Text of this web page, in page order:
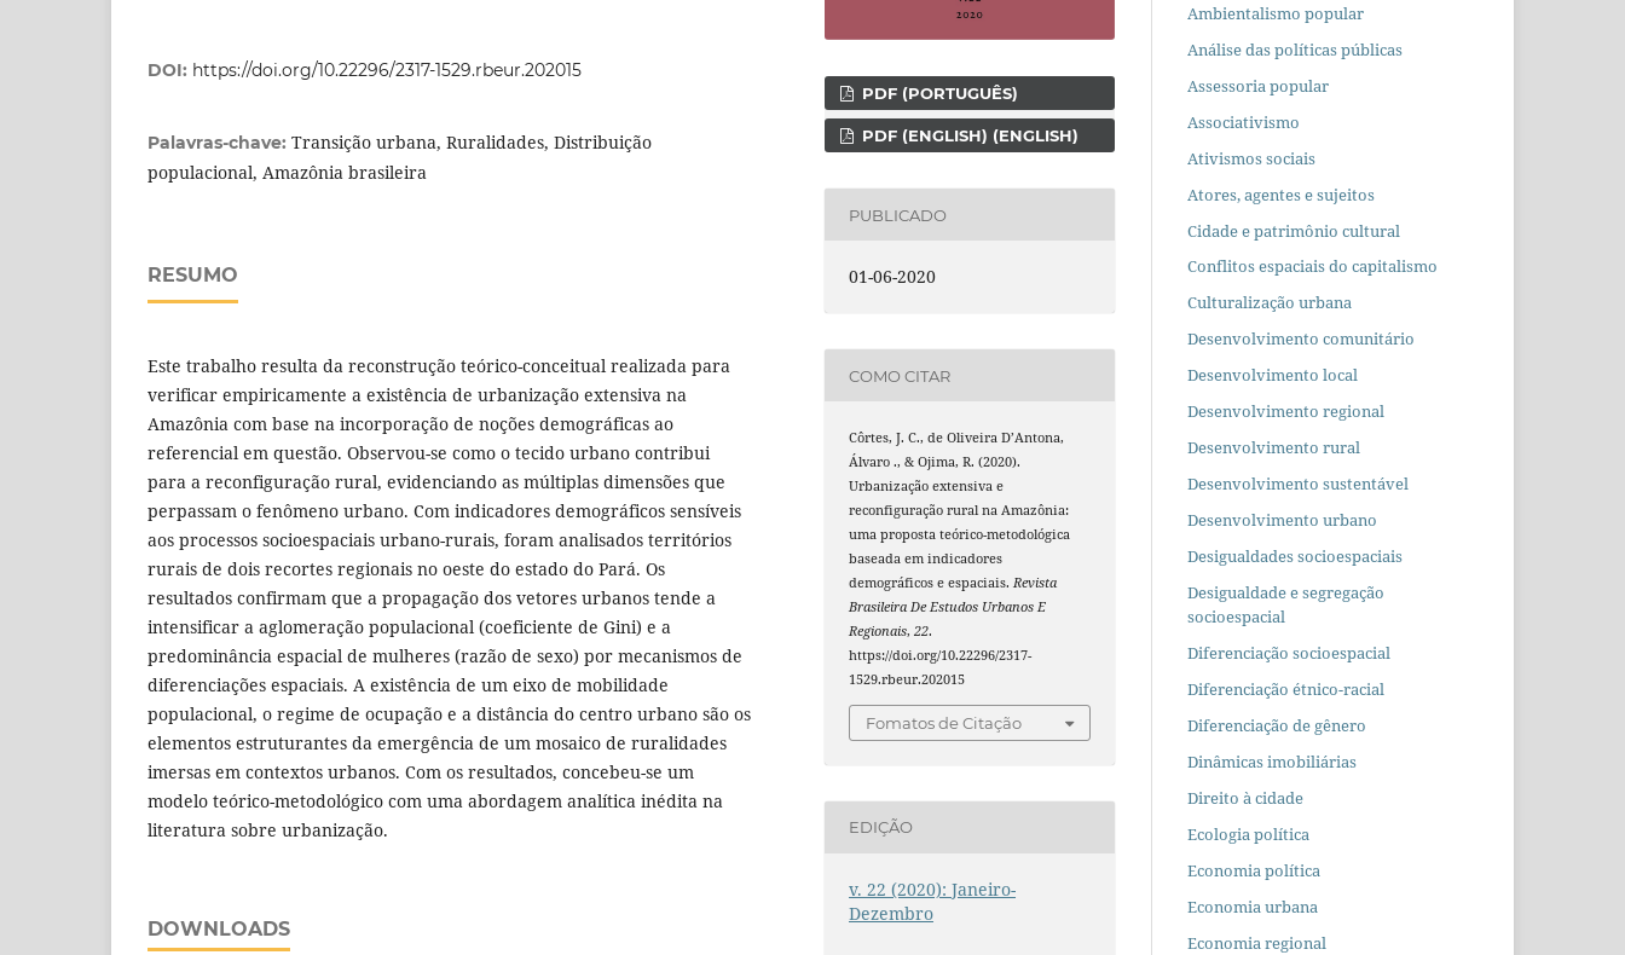
DOI: https://doi.org/10.22296/2317-1529.rbeur.202015
Palavras-chave: Transição urbana, Ruralidades, Distribuição
populacional, Amazônia brasileira
RESUMO
Este trabalho resulta da reconstrução teórico-conceitual realizada para
verificar empiricamente a existência de urbanização extensiva na
Amazônia com base na incorporação de noções demográficas ao
referencial em questão. Observou-se como o tecido urbano contribui
para a reconfiguração rural, evidenciando as múltiplas dimensões que
perpassam o fenômeno urbano. Com indicadores demográficos sensíveis
aos processos socioespaciais urbano-rurais, foram analisados territórios
rurais de dois recortes regionais no oeste do estado do Pará. Os
resultados confirmam que a propagação dos vetores urbanos tende a
intensificar a aglomeração populacional (coeficiente de Gini) e a
predominância espacial de mulheres (razão de sexo) por mecanismos de
diferenciações espaciais. A existência de um eixo de mobilidade
populacional, o regime de ocupação e a distância do centro urbano são os
elementos estruturantes da emergência de um mosaico de ruralidades
imersas em contextos urbanos. Com os resultados, concebeu-se um
modelo teórico-metodológico com uma abordagem analítica inédita na
literatura sobre urbanização.
DOWNLOADS
PDF (PORTUGUÊS)
PDF (ENGLISH) (ENGLISH)
PUBLICADO
01-06-2020
COMO CITAR
Côrtes, J. C., de Oliveira D’Antona,
Álvaro ., & Ojima, R. (2020).
Urbanização extensiva e
reconfiguração rural na Amazônia:
uma proposta teórico-metodológica
baseada em indicadores
demográficos e espaciais.Revista
Brasileira De Estudos Urbanos E
Regionais,22.
https://doi.org/10.22296/2317-
1529.rbeur.202015
Fomatos de Citação
EDIÇÃO
v. 22 (2020): Janeiro-
Dezembro
Ambientalismo popular
Análise das políticas públicas
Assessoria popular
Associativismo
Ativismos sociais
Atores, agentes e sujeitos
Cidade e patrimônio cultural
Conflitos espaciais do capitalismo
Culturalização urbana
Desenvolvimento comunitário
Desenvolvimento local
Desenvolvimento regional
Desenvolvimento rural
Desenvolvimento sustentável
Desenvolvimento urbano
Desigualdades socioespaciais
Desigualdade e segregação
socioespacial
Diferenciação socioespacial
Diferenciação étnico-racial
Diferenciação de gênero
Dinâmicas imobiliárias
Direito à cidade
Ecologia política
Economia política
Economia urbana
Economia regional